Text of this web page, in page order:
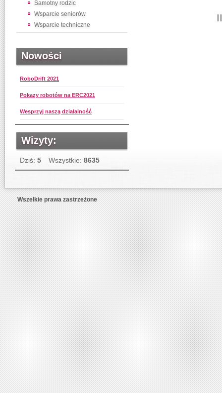
Samotny rodzic
Wsparcie seniorów
Wsparcie techniczne
Nowości
RoboDrift 2021
Pokazy robotów na ERC2021
Wesprzyj naszą działalność
Wizyty:
Dziś: 5 Wszystkie: 8635
Wszelkie prawa zastrzeżone